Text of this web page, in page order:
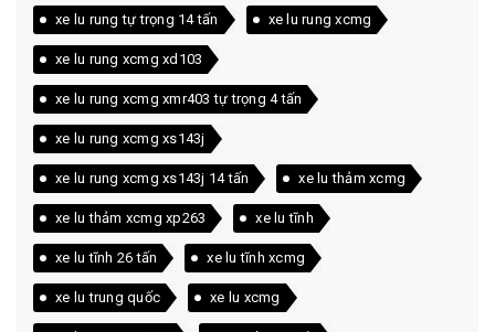
xe lu rung tự trọng 14 tấn xe lu rung xcmg
xe lu rung xcmg xd103
xe lu rung xcmg xmr403 tự trọng 4 tấn
xe lu rung xcmg xs143j
xe lu rung xcmg xs143j 14 tấn xe lu thảm xcmg
xe lu thảm xcmg xp263 xe lu tĩnh
xe lu tĩnh 26 tấn xe lu tĩnh xcmg
xe lu trung quốc xe lu xcmg